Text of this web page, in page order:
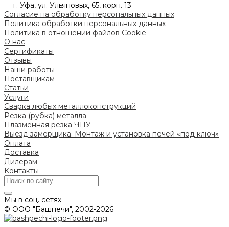
г. Уфа, ул. Ульяновых, 65, корп. 13
Согласие на обработку персональных данных
Политика обработки персональных данных
Политика в отношении файлов Cookie
О нас
Сертификаты
Отзывы
Наши работы
Поставщикам
Статьи
Услуги
Сварка любых металлоконструкций
Резка (рубка) металла
Плазменная резка ЧПУ
Выезд замерщика. Монтаж и установка печей «под ключ»
Оплата
Доставка
Дилерам
Контакты
Мы в соц. сетях
© ООО "Башпечи", 2002-2026